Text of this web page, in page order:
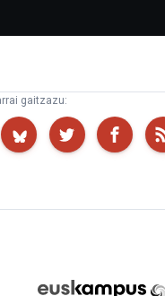
gaitzazu: